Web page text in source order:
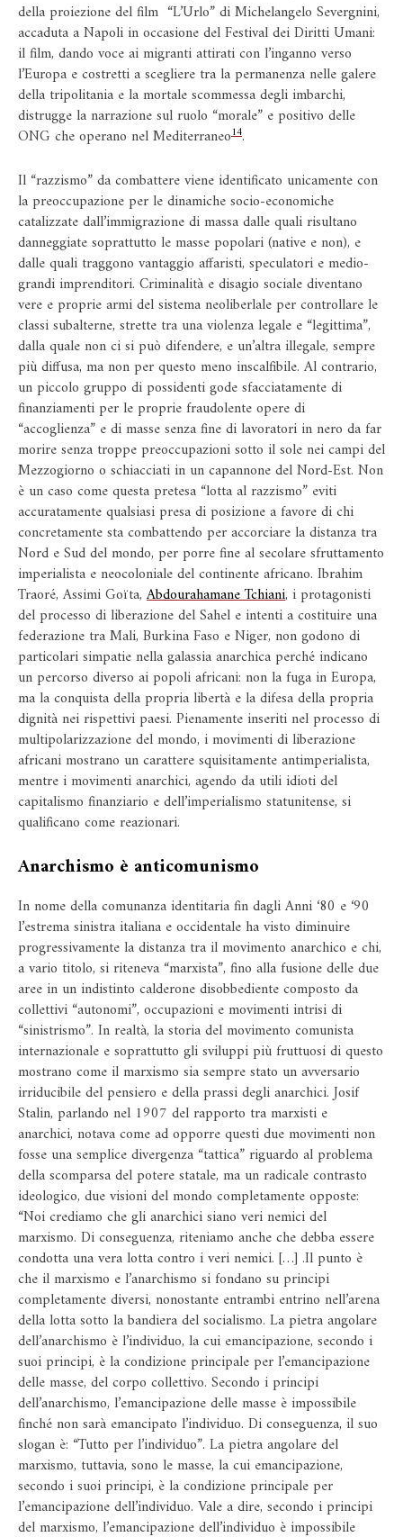
della proiezione del film “L’Urlo” di Michelangelo Severgnini,
accaduta a Napoli in occasione del Festival dei Diritti Umani:
il film, dando voce ai migranti attirati con l’inganno verso
l’Europa e costretti a scegliere tra la permanenza nelle galere
della tripolitania e la mortale scommessa degli imbarchi,
distrugge la narrazione sul ruolo “morale” e positivo delle
ONG che operano nel Mediterraneo14.
Il “razzismo” da combattere viene identificato unicamente con
la preoccupazione per le dinamiche socio-economiche
catalizzate dall’immigrazione di massa dalle quali risultano
danneggiate soprattutto le masse popolari (native e non), e
dalle quali traggono vantaggio affaristi, speculatori e medio-
grandi imprenditori. Criminalità e disagio sociale diventano
vere e proprie armi del sistema neoliberlale per controllare le
classi subalterne, strette tra una violenza legale e “legittima”,
dalla quale non ci si può difendere, e un’altra illegale, sempre
più diffusa, ma non per questo meno inscalfibile. Al contrario,
un piccolo gruppo di possidenti gode sfacciatamente di
finanziamenti per le proprie fraudolente opere di
“accoglienza” e di masse senza fine di lavoratori in nero da far
morire senza troppe preoccupazioni sotto il sole nei campi del
Mezzogiorno o schiacciati in un capannone del Nord-Est. Non
è un caso come questa pretesa “lotta al razzismo” eviti
accuratamente qualsiasi presa di posizione a favore di chi
concretamente sta combattendo per accorciare la distanza tra
Nord e Sud del mondo, per porre fine al secolare sfruttamento
imperialista e neocoloniale del continente africano. Ibrahim
Traoré, Assimi Goïta,Abdourahamane Tchiani, i protagonisti
del processo di liberazione del Sahel e intenti a costituire una
federazione tra Mali, Burkina Faso e Niger, non godono di
particolari simpatie nella galassia anarchica perché indicano
un percorso diverso ai popoli africani: non la fuga in Europa,
ma la conquista della propria libertà e la difesa della propria
dignità nei rispettivi paesi. Pienamente inseriti nel processo di
multipolarizzazione del mondo, i movimenti di liberazione
africani mostrano un carattere squisitamente antimperialista,
mentre i movimenti anarchici, agendo da utili idioti del
capitalismo finanziario e dell’imperialismo statunitense, si
qualificano come reazionari.
Anarchismo è anticomunismo
In nome della comunanza identitaria fin dagli Anni ‘80 e ‘90
l’estrema sinistra italiana e occidentale ha visto diminuire
progressivamente la distanza tra il movimento anarchico e chi,
a vario titolo, si riteneva “marxista”, fino alla fusione delle due
aree in un indistinto calderone disobbediente composto da
collettivi “autonomi”, occupazioni e movimenti intrisi di
“sinistrismo”. In realtà, la storia del movimento comunista
internazionale e soprattutto gli sviluppi più fruttuosi di questo
mostrano come il marxismo sia sempre stato un avversario
irriducibile del pensiero e della prassi degli anarchici. Josif
Stalin, parlando nel 1907 del rapporto tra marxisti e
anarchici, notava come ad opporre questi due movimenti non
fosse una semplice divergenza “tattica” riguardo al problema
della scomparsa del potere statale, ma un radicale contrasto
ideologico, due visioni del mondo completamente opposte:
“Noi crediamo che gli anarchici siano veri nemici del
marxismo. Di conseguenza, riteniamo anche che debba essere
condotta una vera lotta contro i veri nemici. […] .Il punto è
che il marxismo e l’anarchismo si fondano su principi
completamente diversi, nonostante entrambi entrino nell’arena
della lotta sotto la bandiera del socialismo. La pietra angolare
dell’anarchismo è l’individuo, la cui emancipazione, secondo i
suoi principi, è la condizione principale per l’emancipazione
delle masse, del corpo collettivo. Secondo i principi
dell’anarchismo, l’emancipazione delle masse è impossibile
finché non sarà emancipato l’individuo. Di conseguenza, il suo
slogan è: “Tutto per l’individuo”. La pietra angolare del
marxismo, tuttavia, sono le masse, la cui emancipazione,
secondo i suoi principi, è la condizione principale per
l’emancipazione dell’individuo. Vale a dire, secondo i principi
del marxismo, l’emancipazione dell’individuo è impossibile